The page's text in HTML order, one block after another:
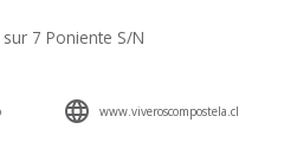
7 Poniente S/N
 www.viveroscompostela.cl